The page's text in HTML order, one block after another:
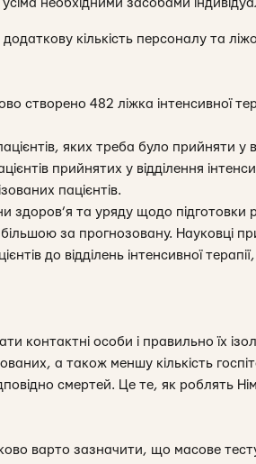
необхідними засобами
кількість персоналу та
створено 482 ліжка інтенсивної
яких треба було прийняти у
прийнятих у відділення
пацієнтів.
здоров’я та уряду щодо підготовки
більшою за прогнозовану. Науковці
до відділень інтенсивної
контактні особи і правильно їх
а також меншу кількість
смертей. Це те, як роблять
варто зазначити, що масове